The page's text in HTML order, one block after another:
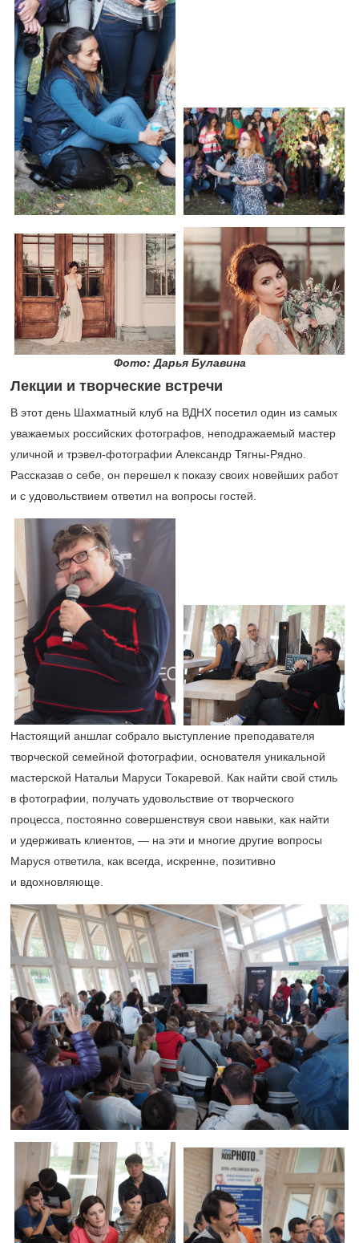
Фото: Дарья Булавина
Лекции и творческие встречи
В этот день Шахматный клуб на ВДНХ посетил один из самых
уважаемых российских фотографов, неподражаемый мастер
уличной и трэвел-фотографии Александр Тягны-Рядно.
Рассказав о себе, он перешел к показу своих новейших работ
и с удовольствием ответил на вопросы гостей.
Настоящий аншлаг собрало выступление преподавателя
творческой семейной фотографии, основателя уникальной
мастерской Натальи Маруси Токаревой. Как найти свой стиль
в фотографии, получать удовольствие от творческого
процесса, постоянно совершенствуя свои навыки, как найти
и удерживать клиентов, — на эти и многие другие вопросы
Маруся ответила, как всегда, искренне, позитивно
и вдохновляюще.